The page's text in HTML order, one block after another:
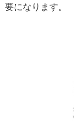
要になります。